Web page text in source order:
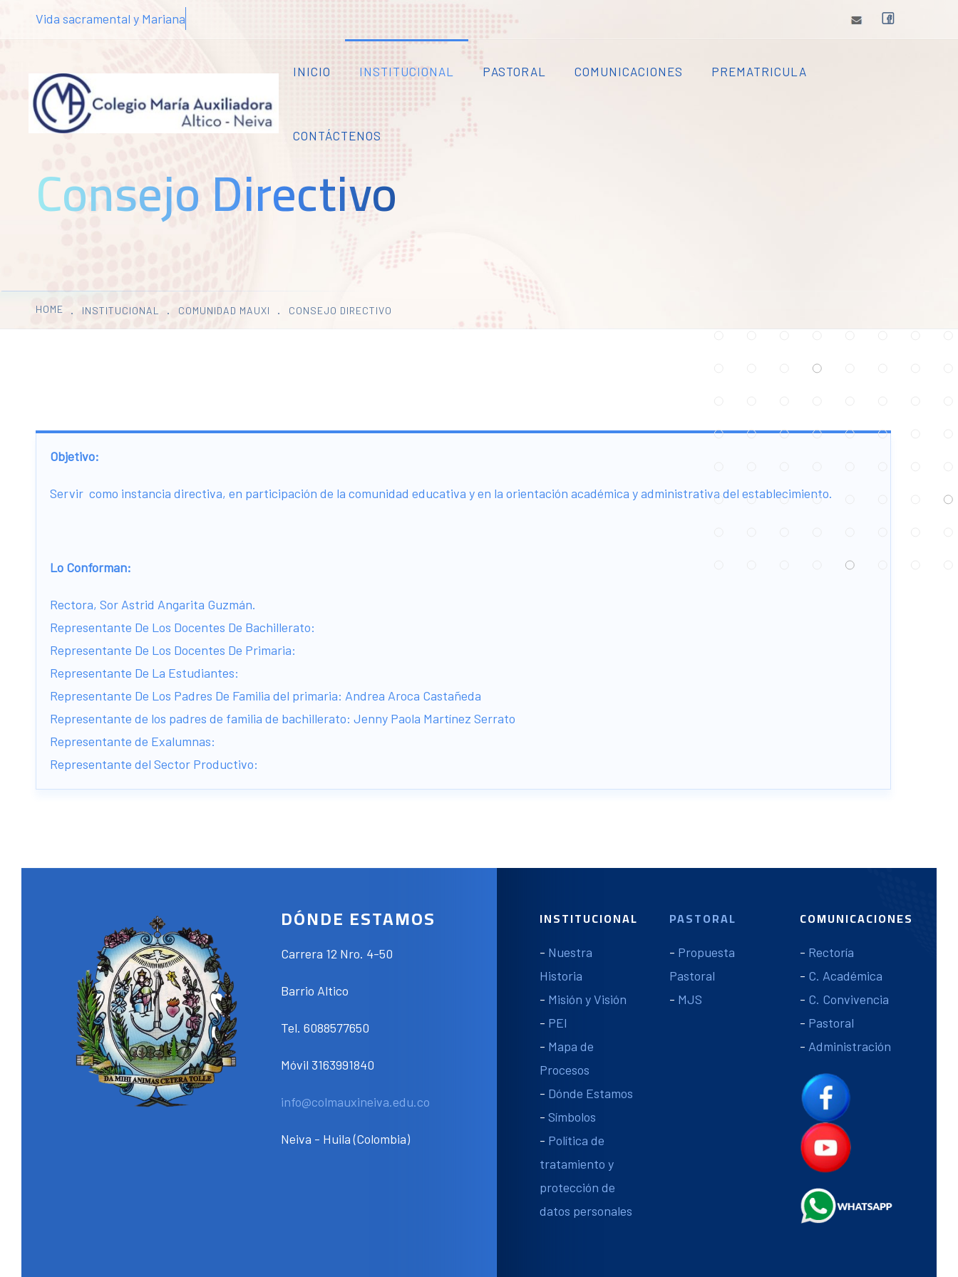
Vida sacramental y Mariana
INICIO INSTITUCIONAL PASTORAL COMUNICACIONES PREMATRICULA
CONTÁCTENOS
Consejo Directivo
HOME INSTITUCIONAL COMUNIDAD MAUXI CONSEJO DIRECTIVO
Objetivo:
Servir como instancia directiva, en participación de la comunidad educativa y en la orientación académica y administrativa del establecimiento.
Lo Conforman:
Rectora, Sor Astrid Angarita Guzmán.
Representante De Los Docentes De Bachillerato:
Representante De Los Docentes De Primaria:
Representante De La Estudiantes:
Representante De Los Padres De Familia del primaria: Andrea Aroca Castañeda
Representante de los padres de familia de bachillerato: Jenny Paola Martínez Serrato
Representante de Exalumnas:
Representante del Sector Productivo:
DÓNDE ESTAMOS
Carrera 12 Nro. 4-50
Barrio Altico
Tel. 6088577650
Móvil 3163991840
info@colmauxineiva.edu.co
Neiva - Huila (Colombia)
INSTITUCIONAL
- Nuestra
Historia
- Misión y Visión
- PEI
- Mapa de
Procesos
- Dónde Estamos
- Símbolos
- Política de
tratamiento y
protección de
datos personales
PASTORAL
- Propuesta
Pastoral
- MJS
COMUNICACIONES
- Rectoría
- C. Académica
- C. Convivencia
- Pastoral
- Administración